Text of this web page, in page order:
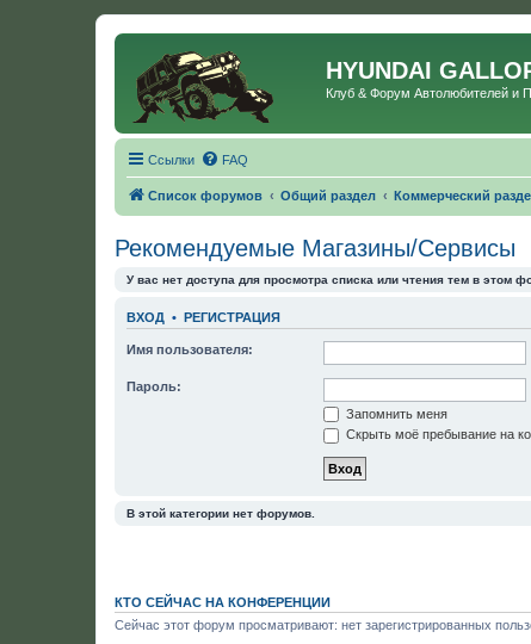
HYUNDAI
Клуб & Форум Автолюбителей и
Ссылки FAQ
Список форумов Общий раздел Коммерческий
Рекомендуемые Магазины/Сервисы
У вас нет доступа для просмотра списка или чтения тем в этом
ВХОД • РЕГИСТРАЦИЯ
Имя пользователя:
Пароль:
Запомнить меня
Скрыть моё пребывание на
В этой категории нет форумов.
КТО СЕЙЧАС НА КОНФЕРЕНЦИИ
Сейчас этот форум просматривают: нет зарегистрированных